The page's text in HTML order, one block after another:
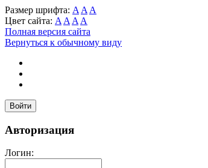
Размер шрифта: A A A
Цвет сайта: A A A A
Полная версия сайта
Вернуться к обычному виду
Войти
Авторизация
Логин: